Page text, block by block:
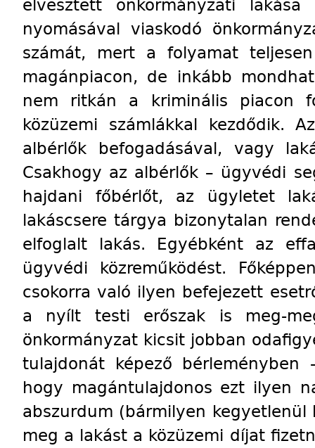
elvesztett önkormányzati
nyomásával viaskodó
számát, mert a folyamat
magánpiacon, de inkább
nem ritkán a kriminális piacon
közüzemi számlákkal kezdődik.
albérlők befogadásával, vagy
Csakhogy az albérlők – ügyvédi
hajdani főbérlőt, az ügyletet
lakáscsere tárgya bizonytalan
elfoglalt lakás. Egyébként az
ügyvédi közreműködést.
csokorra való ilyen befejezett
a nyílt testi erőszak is meg-
önkormányzat kicsit jobban
tulajdonát képező bérleményben
hogy magántulajdonos ezt ilyen
abszurdum (bármilyen kegyetlenül
meg a lakást a közüzemi díjat